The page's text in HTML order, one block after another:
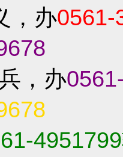
，办0561-
，办